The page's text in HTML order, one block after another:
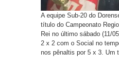
A equipe Sub-20 do
título do Campeonato
Rei no último sábado (11/
2 x 2 com o Social no
nos pênaltis por 5 x 3. Um